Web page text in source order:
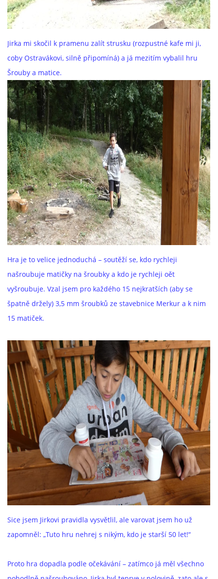
Jirka mi skočil k pramenu zalít strusku (rozpustné kafe mi ji,
coby Ostravákovi, silně připomíná) a já mezitím vybalil hru
Šrouby a matice.
Hra je to velice jednoduchá – soutěží se, kdo rychleji
našroubuje matičky na šroubky a kdo je rychleji oět
vyšroubuje. Vzal jsem pro každého 15 nejkratších (aby se
špatně držely) 3,5 mm šroubků ze stavebnice Merkur a k nim
15 matiček.
Sice jsem Jirkovi pravidla vysvětlil, ale varovat jsem ho už
zapomněl: „Tuto hru nehrej s nikým, kdo je starší 50 let!“
Proto hra dopadla podle očekávání – zatímco já měl všechno